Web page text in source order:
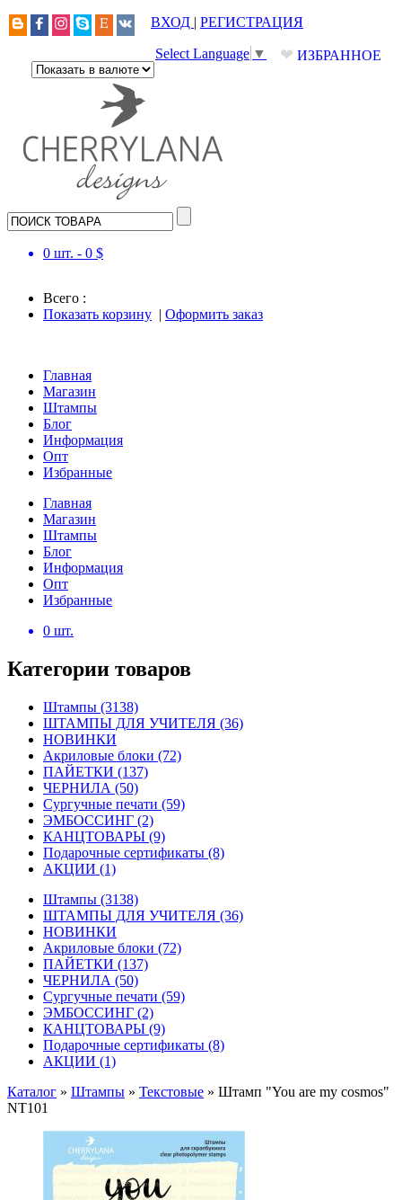
ВХОД | РЕГИСТРАЦИЯ
❤ ИЗБРАННОЕ
Select Language ▼
0 шт. - 0 $
Всего :
Показать корзину | Оформить заказ
Главная
Магазин
Штампы
Блог
Информация
Опт
Избранные
Главная
Магазин
Штампы
Блог
Информация
Опт
Избранные
0 шт.
Категории товаров
Штампы (3138)
ШТАМПЫ ДЛЯ УЧИТЕЛЯ (36)
НОВИНКИ
Акриловые блоки (72)
ПАЙЕТКИ (137)
ЧЕРНИЛА (50)
Сургучные печати (59)
ЭМБОССИНГ (2)
КАНЦТОВАРЫ (9)
Подарочные сертификаты (8)
АКЦИИ (1)
Штампы (3138)
ШТАМПЫ ДЛЯ УЧИТЕЛЯ (36)
НОВИНКИ
Акриловые блоки (72)
ПАЙЕТКИ (137)
ЧЕРНИЛА (50)
Сургучные печати (59)
ЭМБОССИНГ (2)
КАНЦТОВАРЫ (9)
Подарочные сертификаты (8)
АКЦИИ (1)
Каталог » Штампы » Текстовые » Штамп "You are my cosmos"
NT101